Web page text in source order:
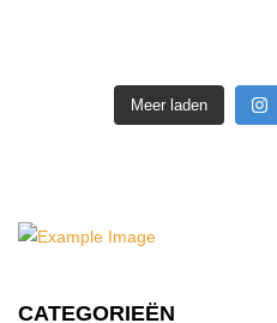
Meer laden
CATEGORIEËN